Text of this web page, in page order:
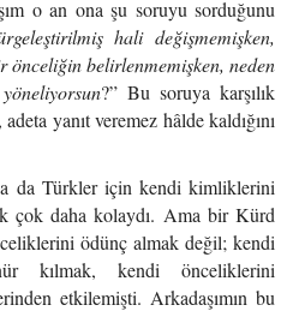
o an ona şu soruyu sorduğunu
hali değişmemişken,
belirlenmemişken, neden
?” Bu soruya karşılık
yanıt veremez hâlde kaldığını
da Türkler için kendi kimliklerini
çok daha kolaydı. Ama bir Kürd
ödünç almak değil; kendi
kılmak, kendi önceliklerini
etkilemişti. Arkadaşımın bu